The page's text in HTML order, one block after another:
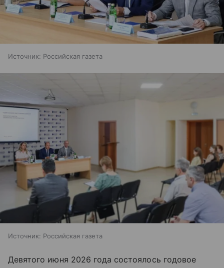
Источник: Российская газета
Источник: Российская газета
Девятого июня 2026 года состоялось годовое